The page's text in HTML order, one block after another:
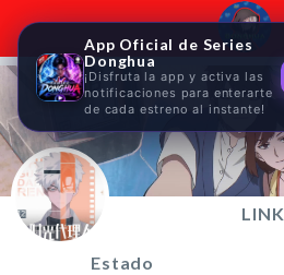
Estado
App Oficial de Series
Donghua
¡Disfruta la app y activa las
notificaciones para enterarte
de cada estreno al instante!